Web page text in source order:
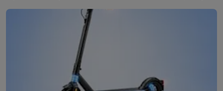
BetalingsmogelijkhedenGift card
Herstelling van je toestel
Groot elektro & inbouwVind jouw ideale wasmachine
Beauty & gezondheid
Kies jouw ideale TV
Sport & OntspanningHoe kies je een smartwatch?